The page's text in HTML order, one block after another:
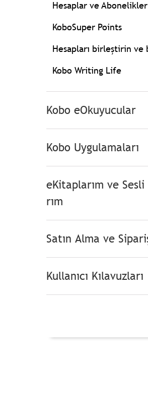
Hesaplar ve Abonelikler
KoboSuper Points
Hesapları birleştirin
Kobo Writing Life
Kobo eOkuyucular
Kobo Uygulamaları
eKitaplarım ve
rım
Satın Alma ve
Kullanıcı Kılavuzları